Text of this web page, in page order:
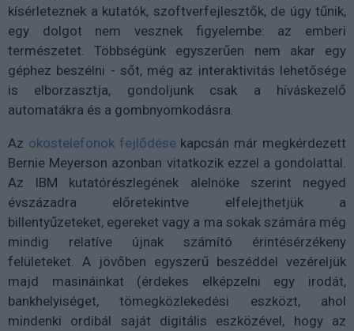
kísérleteznek a kutatók, szoftverfejlesztők, de úgy tűnik,
egy dolgot nem vesznek figyelembe: az emberi
természetet. Többségünk egyszerűen nem akar egy
géphez beszélni - sőt, még az interaktivitás lehetősége
is elborzasztja, gondoljunk csak a híváskezelő
automatákra és a gombnyomkodásra.
Az okostelefonok fejlődésekapcsán már megkérdezett
Bernie Meyerson azonban vitatkozik ezzel a gondolattal.
Az IBM kutatórészlegének alelnöke szerint negyed
évszázadra előretekintve elfelejthetjük a
billentyűzeteket, egereket vagy a ma sokak számára még
mindig relatíve újnak számító érintésérzékeny
felületeket. A jövőben egyszerű beszéddel vezéreljük
majd masináinkat (érdekes elképzelni egy irodát,
bankhelyiséget, tömegközlekedési eszközt, ahol
mindenki ordibál saját digitális eszközével, hogy az